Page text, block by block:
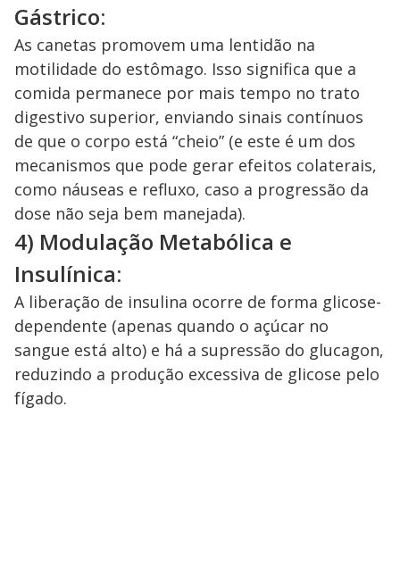
Gástrico:
As canetas promovem uma lentidão na
motilidade do estômago. Isso significa que a
comida permanece por mais tempo no trato
digestivo superior, enviando sinais contínuos
de que o corpo está “cheio” (e este é um dos
mecanismos que pode gerar efeitos colaterais,
como náuseas e refluxo, caso a progressão da
dose não seja bem manejada).
4) Modulação Metabólica e
Insulínica:
A liberação de insulina ocorre de forma glicose-
dependente (apenas quando o açúcar no
sangue está alto) e há a supressão do glucagon,
reduzindo a produção excessiva de glicose pelo
fígado.